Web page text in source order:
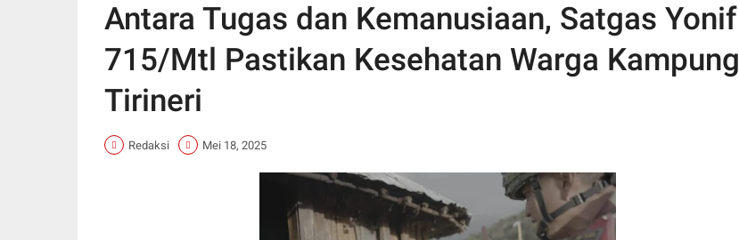
Antara Tugas dan Kemanusiaan, Satgas Yonif
715/Mtl Pastikan Kesehatan Warga Kampung
Tirineri
Redaksi Mei 18, 2025